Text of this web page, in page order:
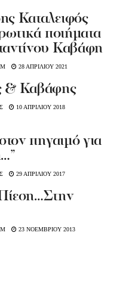
Καταλειφός
ποιήματα
Καβάφη
28 ΑΠΡΙΛΙΟΥ 2021
& Καβάφης
10 ΑΠΡΙΛΙΟΥ 2018
πηγαιμό για
29 ΑΠΡΙΛΙΟΥ 2017
23 ΝΟΕΜΒΡΙΟΥ 2013